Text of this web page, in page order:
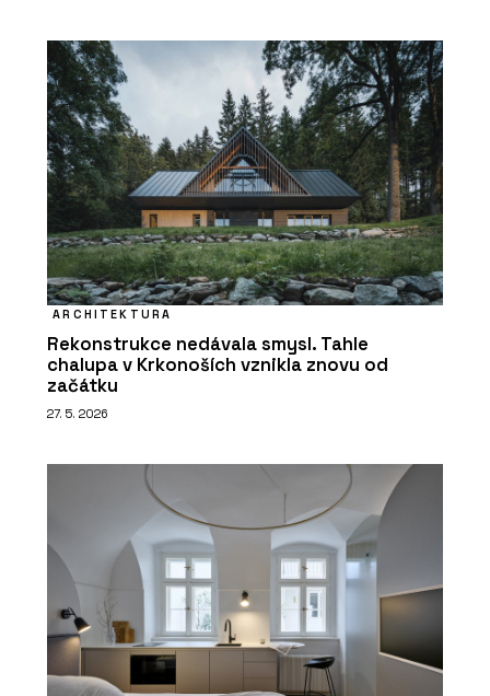
ARCHITEKTURA
Rekonstrukce nedávala smysl. Tahle
chalupa v Krkonoších vznikla znovu od
začátku
27. 5. 2026